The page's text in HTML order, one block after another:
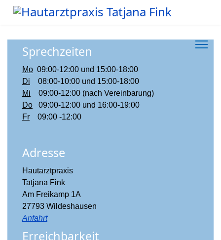
Sprechzeiten
Mo 09:00-12:00 und 15:00-18:00
Di 08:00-10:00 und 15:00-18:00
Mi 09:00-12:00 (nach Vereinbarung)
Do 09:00-12:00 und 16:00-19:00
Fr 09:00 -12:00
Adresse
Hautarztpraxis
Tatjana Fink
Am Freikamp 1A
27793 Wildeshausen
Anfahrt
Erreichbarkeit